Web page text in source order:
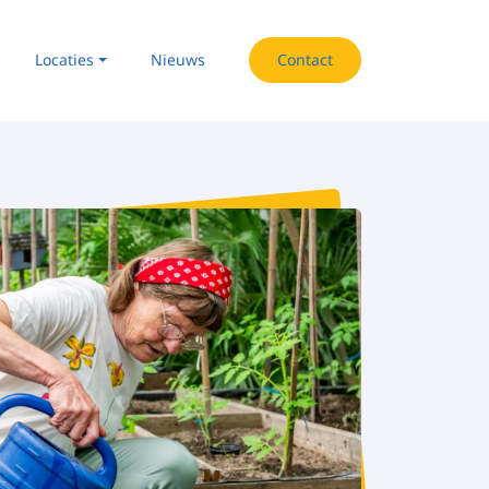
Locaties Nieuws Contact